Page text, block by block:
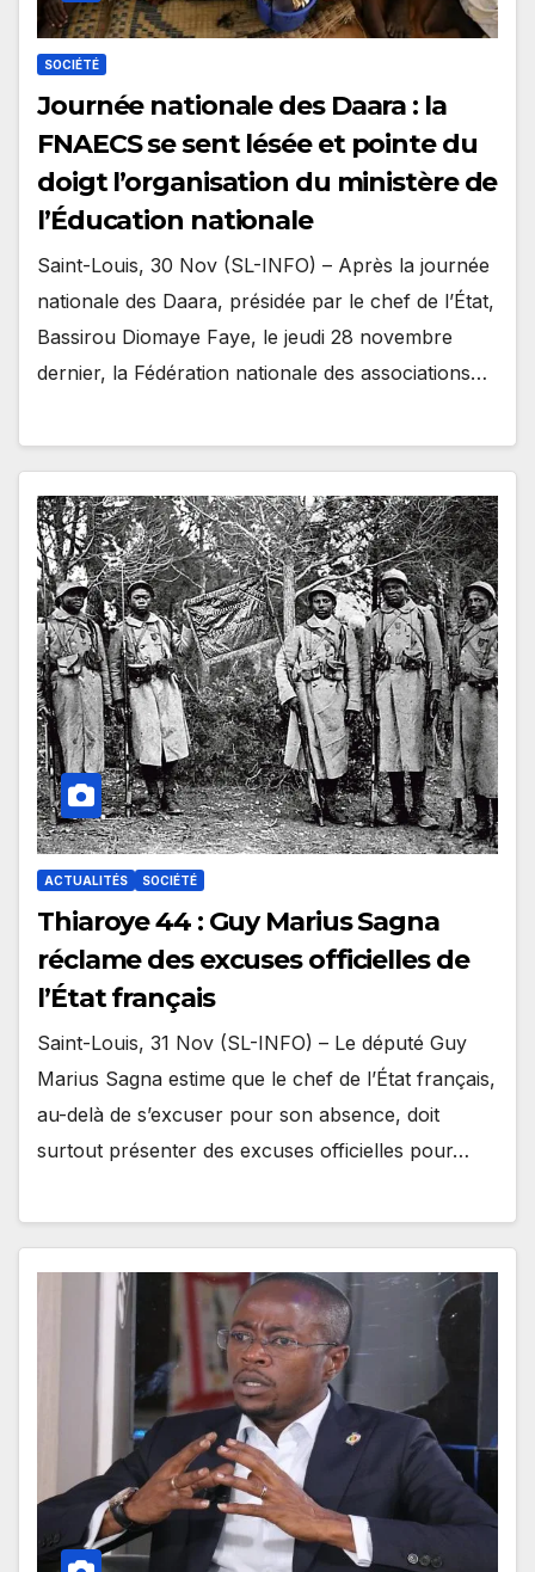
SOCIÉTÉ
​Journée nationale des Daara : la
FNAECS se sent lésée et pointe du
doigt l’organisation du ministère de
l’Éducation nationale
Saint-Louis, 30 Nov (SL-INFO) – Après la journée
nationale des Daara, présidée par le chef de l’État,
Bassirou Diomaye Faye, le jeudi 28 novembre
dernier, la Fédération nationale des associations…
ACTUALITÉS SOCIÉTÉ
Thiaroye 44 : Guy Marius Sagna
réclame des excuses officielles de
l’État français
Saint-Louis, 31 Nov (SL-INFO) – Le député Guy
Marius Sagna estime que le chef de l’État français,
au-delà de s’excuser pour son absence, doit
surtout présenter des excuses officielles pour…